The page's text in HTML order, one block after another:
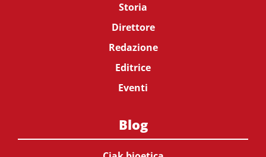
Storia
Direttore
Redazione
Editrice
Eventi
Blog